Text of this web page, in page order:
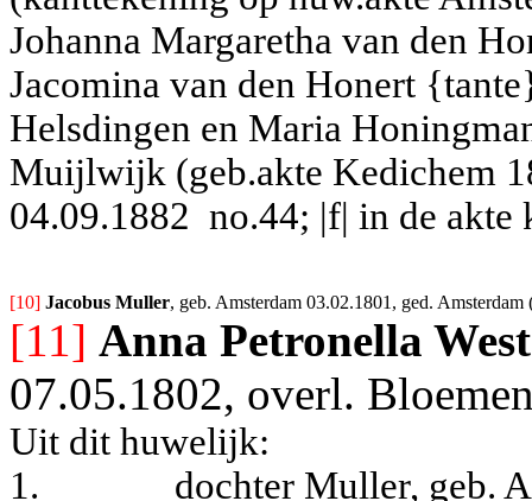
Johanna Margaretha van den
Jacomina van den Honert
Helsdingen en Maria
Muijlwijk (geb.akte Kedichem
04.09.1882 no.44; |f| in de akte
[10] Jacobus Muller, geb. Amsterdam 03.02.1801, ged.
[11] Anna Petronella
07.05.1802, overl.
Uit dit huwelijk:
1.
dochter Muller, geb.